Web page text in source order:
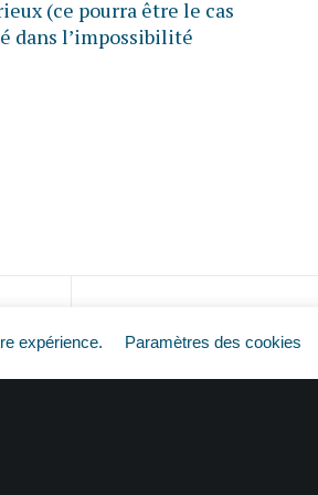
(ce pourra être le cas
dans l’impossibilité
expérience. Paramètres des cookies